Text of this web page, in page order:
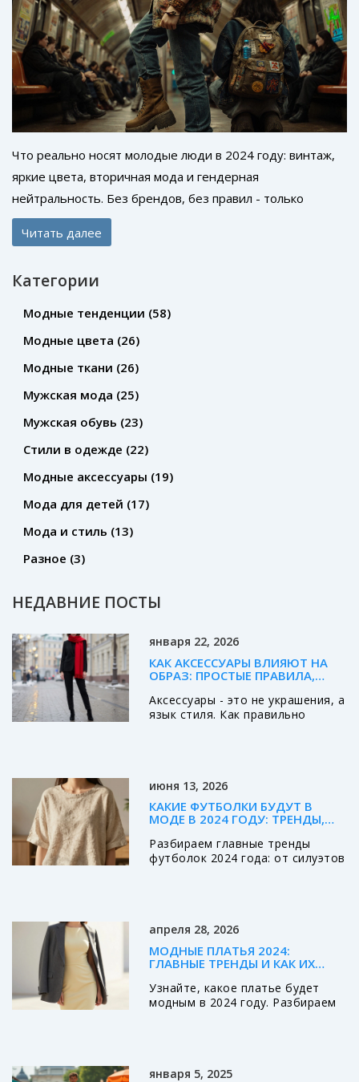
Что реально носят молодые люди в 2024 году: винтаж,
яркие цвета, вторичная мода и гендерная
нейтральность. Без брендов, без правил - только
личность.
Читать далее
Категории
Модные тенденции (58)
Модные цвета (26)
Модные ткани (26)
Мужская мода (25)
Мужская обувь (23)
Стили в одежде (22)
Модные аксессуары (19)
Мода для детей (17)
Мода и стиль (13)
Разное (3)
НЕДАВНИЕ ПОСТЫ
января 22, 2026
КАК АКСЕССУАРЫ ВЛИЯЮТ НА
ОБРАЗ: ПРОСТЫЕ ПРАВИЛА,
Аксессуары - это не украшения, а
язык стиля. Как правильно
правила для повседневной
жизни.
июня 13, 2026
КАКИЕ ФУТБОЛКИ БУДУТ В
МОДЕ В 2024 ГОДУ: ТРЕНДЫ,
Разбираем главные тренды
футболок 2024 года: от силуэтов
апреля 28, 2026
МОДНЫЕ ПЛАТЬЯ 2024:
ГЛАВНЫЕ ТРЕНДЫ И КАК ИХ
Узнайте, какое платье будет
модным в 2024 году. Разбираем
сезона.
января 5, 2025